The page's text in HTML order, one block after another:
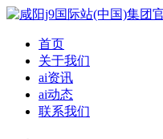
首页
关于我们
ai资讯
ai动态
联系我们